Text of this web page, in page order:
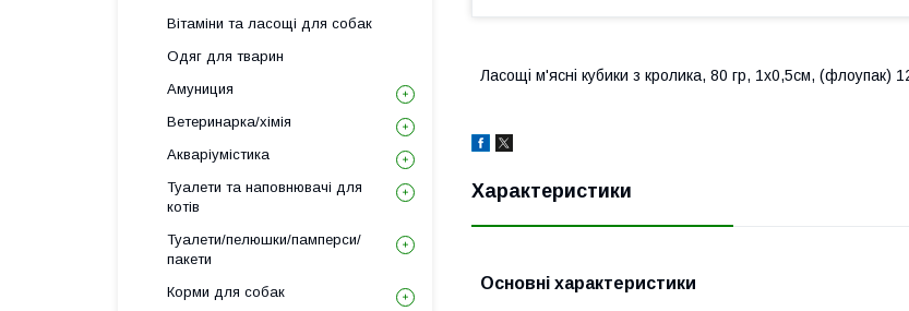
Ласощі м'ясні кубики з кролика, 80 гр, 1x0,5см, (флоупак)
Характеристики
Основні характеристики
Вітаміни та ласощі для собак
Одяг для тварин
Амуниция
Ветеринарка/хімія
Акваріумістика
Туалети та наповнювачі для
котів
Туалети/пелюшки/памперси/
пакети
Корми для собак